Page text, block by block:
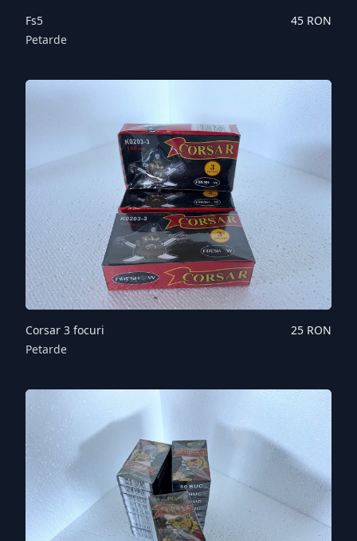
Fs5
Petarde
45 RON
Corsar 3 focuri
Petarde
25 RON